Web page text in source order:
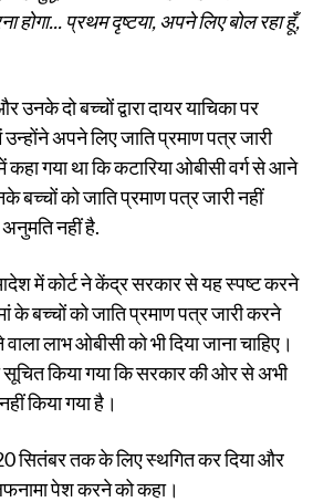
होगा... प्रथम दृष्टया, अपने लिए बोल रहा हूँ,
उनके दो बच्चों द्वारा दायर याचिका पर
अपने लिए जाति प्रमाण पत्र जारी
गया था कि कटारिया ओबीसी वर्ग से आने
बच्चों को जाति प्रमाण पत्र जारी नहीं
नहीं है.
में कोर्ट ने केंद्र सरकार से यह स्पष्ट करने
के बच्चों को जाति प्रमाण पत्र जारी करने
लाभ ओबीसी को भी दिया जाना चाहिए।
किया गया कि सरकार की ओर से अभी
किया गया है।
सितंबर तक के लिए स्थगित कर दिया और
पेश करने को कहा।